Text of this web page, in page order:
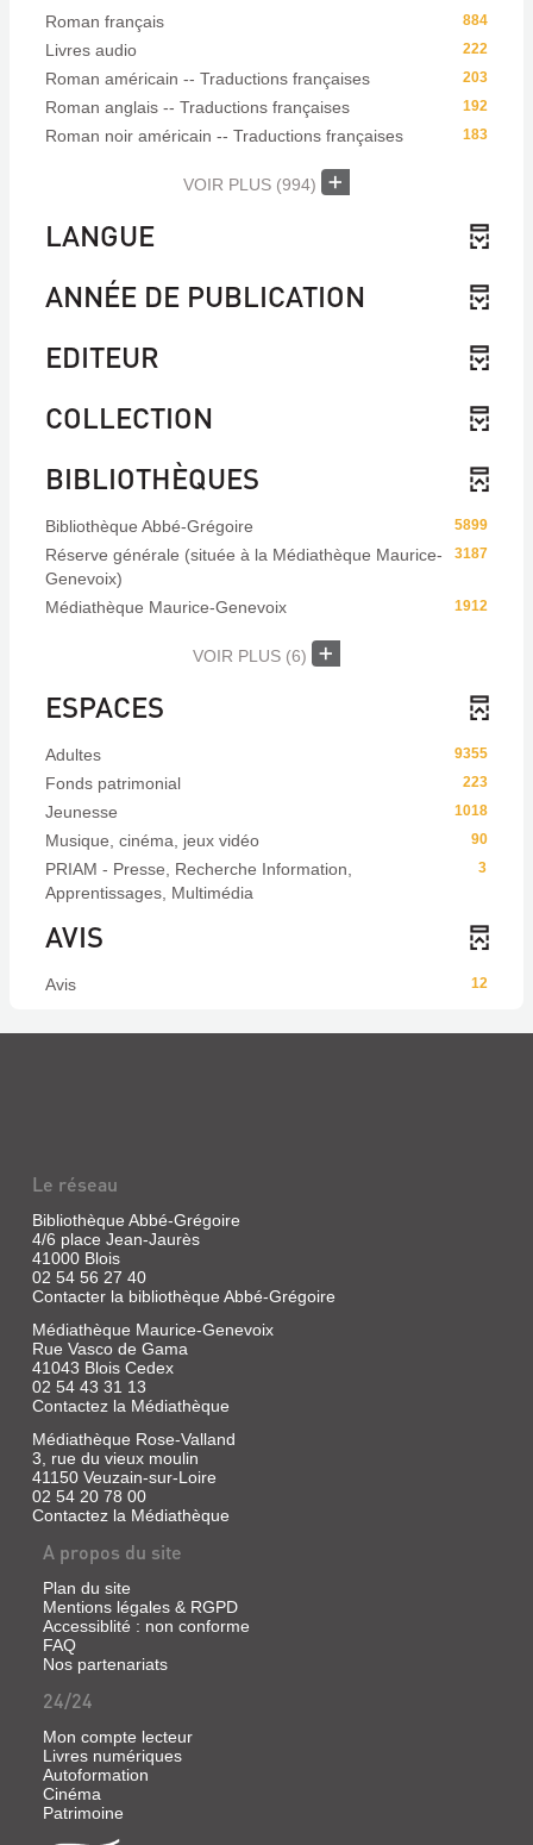
884
Roman français
222
Livres audio
203
Roman américain -- Traductions françaises
192
Roman anglais -- Traductions françaises
183
Roman noir américain -- Traductions françaises
VOIR PLUS (994)
LANGUE
ANNÉE DE PUBLICATION
EDITEUR
COLLECTION
BIBLIOTHÈQUES
5899
Bibliothèque Abbé-Grégoire
3187
Réserve générale (située à la Médiathèque Maurice-
Genevoix)
1912
Médiathèque Maurice-Genevoix
VOIR PLUS (6)
ESPACES
9355
Adultes
223
Fonds patrimonial
1018
Jeunesse
90
Musique, cinéma, jeux vidéo
3
PRIAM - Presse, Recherche Information,
Apprentissages, Multimédia
AVIS
12
Avis
Le réseau
Bibliothèque Abbé-Grégoire
4/6 place Jean-Jaurès
41000 Blois
02 54 56 27 40
Contacter la bibliothèque Abbé-Grégoire
Médiathèque Maurice-Genevoix
Rue Vasco de Gama
41043 Blois Cedex
02 54 43 31 13
Contactez la Médiathèque
Médiathèque Rose-Valland
3, rue du vieux moulin
41150 Veuzain-sur-Loire
02 54 20 78 00
Contactez la Médiathèque
A propos du site
Plan du site
Mentions légales & RGPD
Accessiblité : non conforme
FAQ
Nos partenariats
24/24
Mon compte lecteur
Livres numériques
Autoformation
Cinéma
Patrimoine